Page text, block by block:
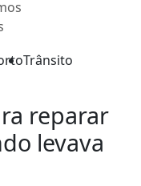
Trânsito
reparar
levava